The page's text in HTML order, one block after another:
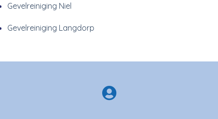
Gevelreiniging Niel
Gevelreiniging Langdorp